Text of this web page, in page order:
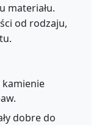
materiału.
od rodzaju,
kamienie
dobre do